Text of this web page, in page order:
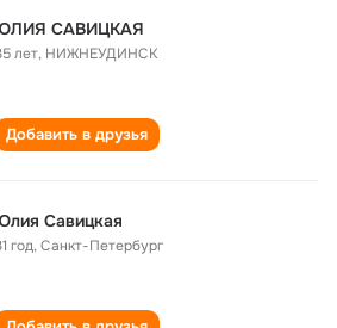
САВИЦКАЯ
лет, НИЖНЕУДИНСК
Добавить в друзья
Савицкая
год,Санкт-Петербург